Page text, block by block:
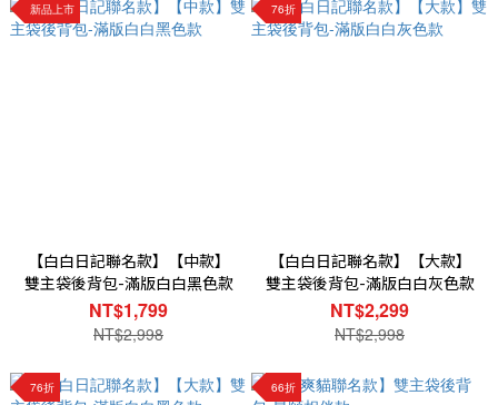
新品上市
【白白日記聯名款】【中款】
雙主袋後背包-滿版白白黑色款
NT$1,799
NT$2,998
76折
【白白日記聯名款】【大款】
雙主袋後背包-滿版白白灰色款
NT$2,299
NT$2,998
76折 66折